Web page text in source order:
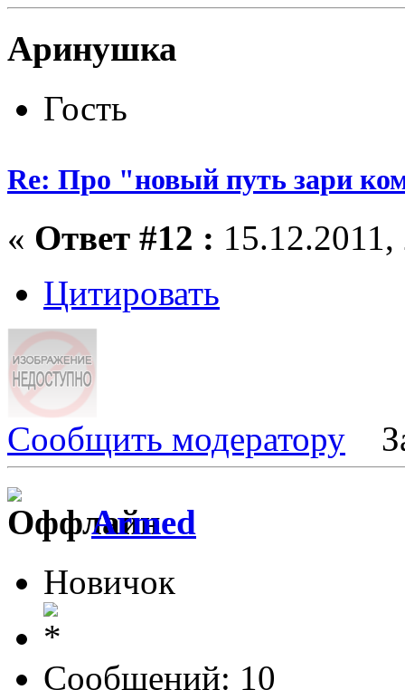
Аринушка
Гость
Re: Про "новый путь зари
« Ответ #12 :
Цитировать
Сообщить модератору
Armed
Новичок
Сообщений: 10